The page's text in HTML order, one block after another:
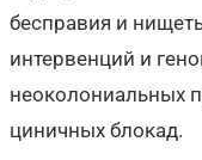
бесправия и
интервенций и
неоколониальных
циничных блокад.